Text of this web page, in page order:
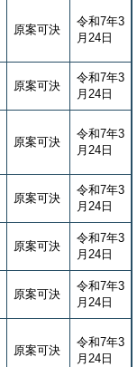
原案可決
令和7年3
月24日
原案可決
令和7年3
月24日
原案可決
令和7年3
月24日
原案可決
令和7年3
月24日
原案可決
令和7年3
月24日
原案可決
令和7年3
月24日
原案可決
令和7年3
月24日